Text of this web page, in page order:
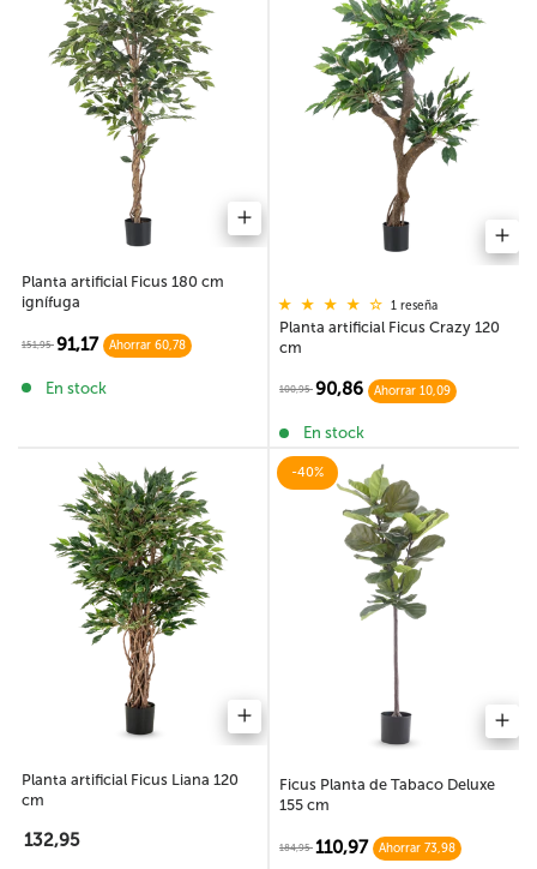
Planta artificial Ficus 180 cm
ignífuga
151,95 91,17 Ahorrar 60,78
En stock
1 reseña
Planta artificial Ficus Crazy 120
cm
100,95 90,86 Ahorrar 10,09
En stock
Planta artificial Ficus Liana 120
cm
132,95
-40%
Ficus Planta de Tabaco Deluxe
155 cm
184,95 110,97 Ahorrar 73,98